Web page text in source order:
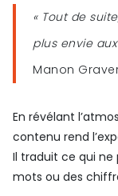
« Tout de
plus envie
Manon
En révélant
contenu rend
Il traduit ce qui
mots ou des